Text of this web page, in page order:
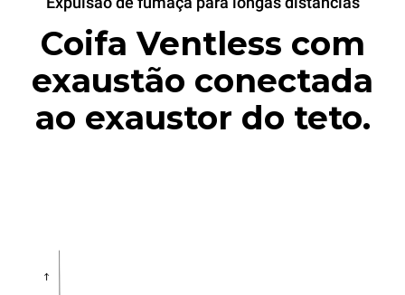
Coifa Ventless com
exaustão conectada
ao exaustor do teto.